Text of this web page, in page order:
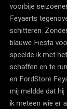
voorbije
Feyaerts
schitteren.
blauwe Fiesta
speelde ik met
schaffen en te
en FordStore
mij meldde dat
ik meteen wie er